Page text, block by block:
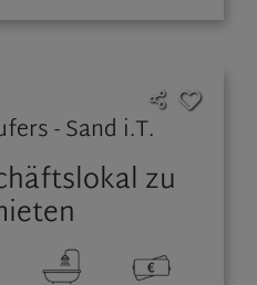
- Sand i.T.
zu